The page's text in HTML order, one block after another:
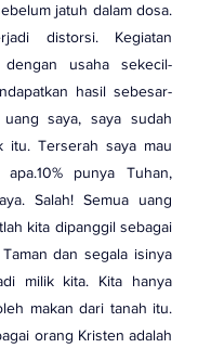
jatuh dalam dosa.
distorsi. Kegiatan
usaha sekecil-
hasil sebesar-
uang saya, saya sudah
itu. Terserah saya mau
punya Tuhan,
Salah! Semua uang
kita dipanggil sebagai
dan segala isinya
milik kita. Kita hanya
makan dari tanah itu.
orang Kristen adalah